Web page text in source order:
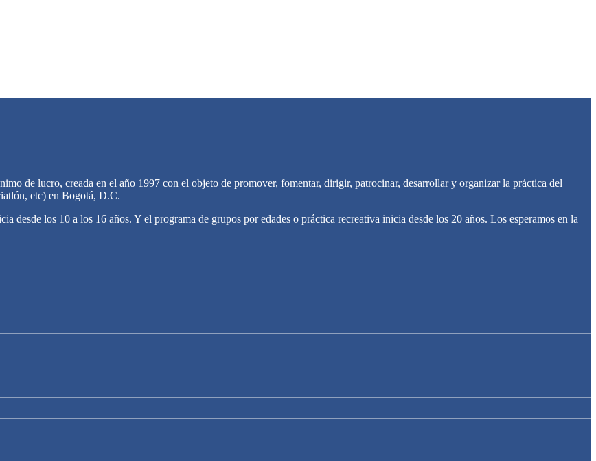
de lucro, creada en el año 1997 con el objeto de promover, fomentar, dirigir, patrocinar, desarrollar y organizar la práctica del
etc) en Bogotá, D.C.
los 10 a los 16 años. Y el programa de grupos por edades o práctica recreativa inicia desde los 20 años. Los esperamos en la